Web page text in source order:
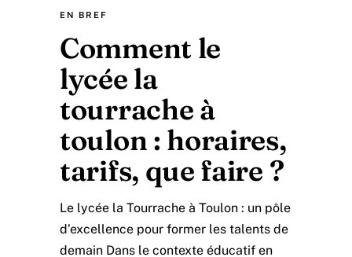
EN BREF
Comment le
lycée la
tourrache à
toulon : horaires,
tarifs, que faire ?
Le lycée la Tourrache à Toulon : un pôle
d’excellence pour former les talents de
demain Dans le contexte éducatif en